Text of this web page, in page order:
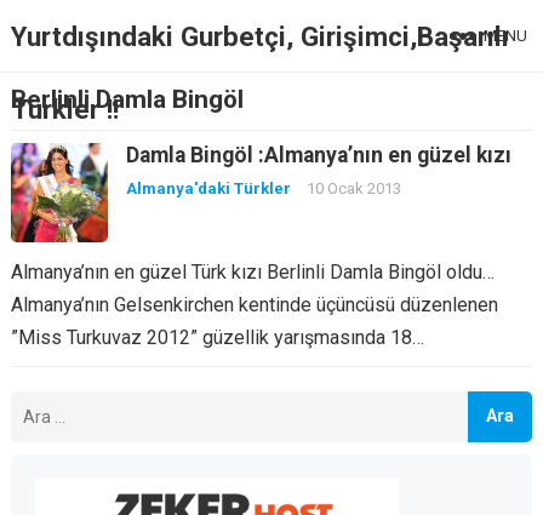
Yurtdışındaki Gurbetçi, Girişimci,Başarılı
Türkler !!
MENU
Berlinli Damla Bingöl
Damla Bingöl :Almanya’nın en güzel kızı
Almanya'daki Türkler 10 Ocak 2013
Almanya’nın en güzel Türk kızı Berlinli Damla Bingöl oldu…
Almanya’nın Gelsenkirchen kentinde üçüncüsü düzenlenen
”Miss Turkuvaz 2012” güzellik yarışmasında 18…